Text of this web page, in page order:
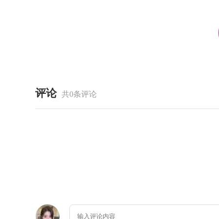
评论 共0条评论